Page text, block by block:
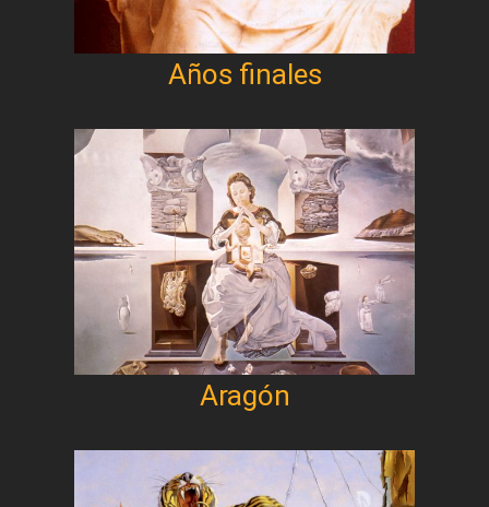
Años finales
Aragón